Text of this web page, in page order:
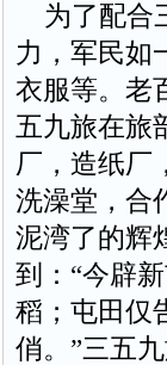
为了配合
力，军民如
衣服等。老
五九旅在旅
厂，造纸厂
洗澡堂，合
泥湾了的辉
到：“今辟
稻；屯田仅
俏。”三五